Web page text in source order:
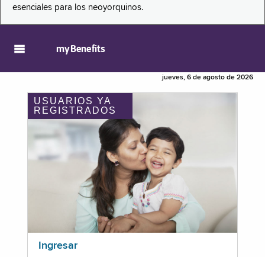
esenciales para los neoyorquinos.
myBenefits
jueves, 6 de agosto de 2026
USUARIOS YA
REGISTRADOS
Ingresar